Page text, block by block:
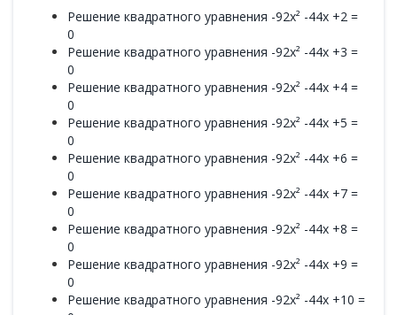
Решение квадратного уравнения -92x² -44x +2 =
0
Решение квадратного уравнения -92x² -44x +3 =
0
Решение квадратного уравнения -92x² -44x +4 =
0
Решение квадратного уравнения -92x² -44x +5 =
0
Решение квадратного уравнения -92x² -44x +6 =
0
Решение квадратного уравнения -92x² -44x +7 =
0
Решение квадратного уравнения -92x² -44x +8 =
0
Решение квадратного уравнения -92x² -44x +9 =
0
Решение квадратного уравнения -92x² -44x +10 =